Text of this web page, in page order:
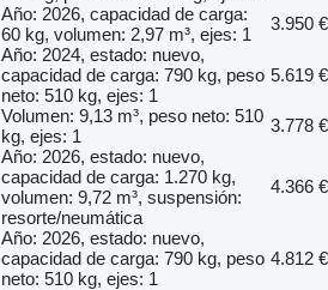
Año: 2026, capacidad de carga:
60 kg, volumen: 2,97 m³, ejes: 1
3.950 €
Año: 2024, estado: nuevo,
capacidad de carga: 790 kg, peso
neto: 510 kg, ejes: 1
5.619 €
Volumen: 9,13 m³, peso neto: 510
kg, ejes: 1
3.778 €
Año: 2026, estado: nuevo,
capacidad de carga: 1.270 kg,
volumen: 9,72 m³, suspensión:
resorte/neumática
4.366 €
Año: 2026, estado: nuevo,
capacidad de carga: 790 kg, peso
neto: 510 kg, ejes: 1
4.812 €